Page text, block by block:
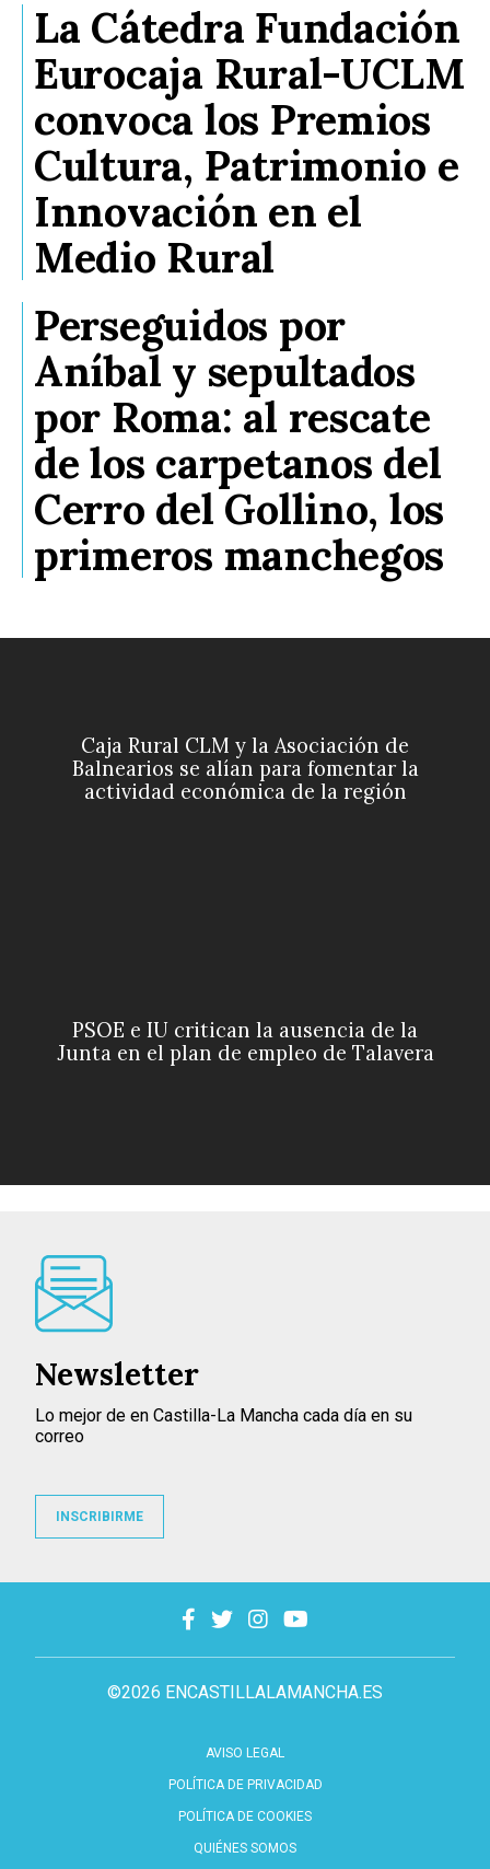
La Cátedra Fundación
Eurocaja Rural-UCLM
convoca los Premios
Cultura, Patrimonio e
Innovación en el
Medio Rural
Perseguidos por
Aníbal y sepultados
por Roma: al rescate
de los carpetanos del
Cerro del Gollino, los
primeros manchegos
Caja Rural CLM y la Asociación de
Balnearios se alían para fomentar la
actividad económica de la región
PSOE e IU critican la ausencia de la
Junta en el plan de empleo de Talavera
©2026 ENCASTILLALAMANCHA.ES
AVISO LEGAL
POLÍTICA DE PRIVACIDAD
POLÍTICA DE COOKIES
QUIÉNES SOMOS
Newsletter
Lo mejor de en Castilla-La Mancha cada día en su
correo
INSCRIBIRME